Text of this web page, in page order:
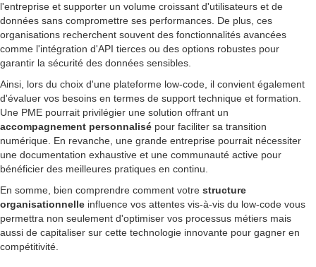
l'entreprise et supporter un volume croissant d'utilisateurs et de
données sans compromettre ses performances. De plus, ces
organisations recherchent souvent des fonctionnalités avancées
comme l'intégration d'API tierces ou des options robustes pour
garantir la sécurité des données sensibles.
Ainsi, lors du choix d'une plateforme low-code, il convient également
d'évaluer vos besoins en termes de support technique et formation.
Une PME pourrait privilégier une solution offrant un
accompagnement personnalisé pour faciliter sa transition
numérique. En revanche, une grande entreprise pourrait nécessiter
une documentation exhaustive et une communauté active pour
bénéficier des meilleures pratiques en continu.
En somme, bien comprendre comment votre structure
organisationnelle influence vos attentes vis-à-vis du low-code vous
permettra non seulement d'optimiser vos processus métiers mais
aussi de capitaliser sur cette technologie innovante pour gagner en
compétitivité.